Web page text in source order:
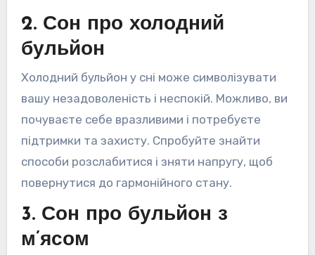
2. Сон про холодний
бульйон
Холодний бульйон у сні може символізувати
вашу незадоволеність і неспокій. Можливо, ви
почуваєте себе вразливими і потребуєте
підтримки та захисту. Спробуйте знайти
способи розслабитися і зняти напругу, щоб
повернутися до гармонійного стану.
3. Сон про бульйон з
м’ясом